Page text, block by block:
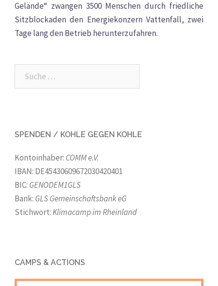
Gelände“ zwangen 3500 Menschen durch friedliche
Sitzblockaden den Energiekonzern Vattenfall, zwei
Tage lang den Betrieb herunterzufahren.
SPENDEN / KOHLE GEGEN KOHLE
Kontoinhaber: COMM e.V.
IBAN: DE45430609672030420401
BIC: GENODEM1GLS
Bank: GLS Gemeinschaftsbank eG
Stichwort:Klimacamp im Rheinland
CAMPS & ACTIONS